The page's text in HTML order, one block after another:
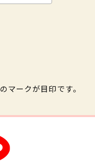
マークが目印です。